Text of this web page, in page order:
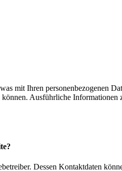
mit Ihren personenbezogenen
Ausführliche Informationen
Dessen Kontaktdaten